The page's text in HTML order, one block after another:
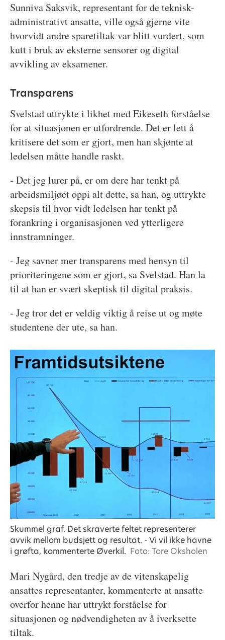
Sunniva Saksvik, representant for de teknisk-
administrativt ansatte, ville også gjerne vite
hvorvidt andre sparetiltak var blitt vurdert, som
kutt i bruk av eksterne sensorer og digital
avvikling av eksamener.
Transparens
Svelstad uttrykte i likhet med Eikeseth forståelse
for at situasjonen er utfordrende. Det er lett å
kritisere det som er gjort, men han skjønte at
ledelsen måtte handle raskt.
- Det jeg lurer på, er om dere har tenkt på
arbeidsmiljøet oppi alt dette, sa han, og uttrykte
skepsis til hvor vidt ledelsen har tenkt på
forankring i organisasjonen ved ytterligere
innstramninger.
- Jeg savner mer transparens med hensyn til
prioriteringene som er gjort, sa Svelstad. Han la
til at han er svært skeptisk til digital praksis.
- Jeg tror det er veldig viktig å reise ut og møte
studentene der ute, sa han.
Skummel graf. Det skraverte feltet representerer
avvik mellom budsjett og resultat. - Vi vil ikke havne
i grøfta, kommenterte Øverkil. Foto: Tore Oksholen
Mari Nygård, den tredje av de vitenskapelig
ansattes representanter, kommenterte at ansatte
overfor henne har uttrykt forståelse for
situasjonen og nødvendigheten av å iverksette
tiltak.